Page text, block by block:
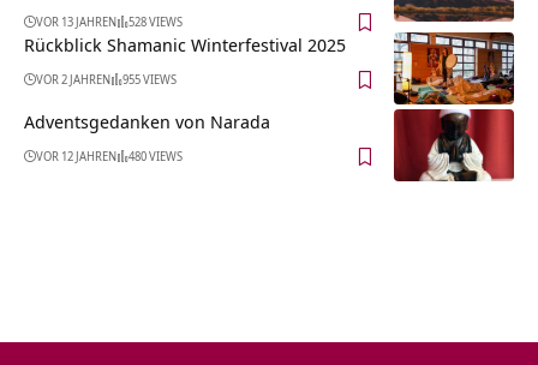
VOR 13 JAHREN 528 VIEWS
Rückblick Shamanic Winterfestival 2025
VOR 2 JAHREN 955 VIEWS
Adventsgedanken von Narada
VOR 12 JAHREN 480 VIEWS